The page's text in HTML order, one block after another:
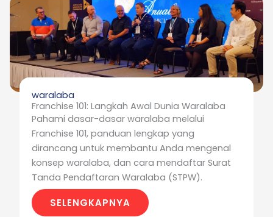
waralaba
Franchise 101: Langkah Awal Dunia Waralaba
Pahami dasar-dasar waralaba melalui
Franchise 101, panduan lengkap yang
dirancang untuk membantu Anda mengenal
konsep waralaba, dan cara mendaftar Surat
Tanda Pendaftaran Waralaba (STPW).
SELENGKAPNYA